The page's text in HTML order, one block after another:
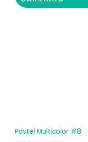
Pastel Multicolor #8